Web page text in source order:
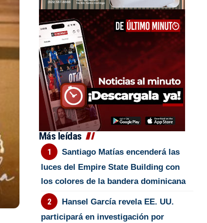
Más leídas
Santiago Matías encenderá las
luces del Empire State Building con
los colores de la bandera dominicana
Hansel García revela EE. UU.
participará en investigación por